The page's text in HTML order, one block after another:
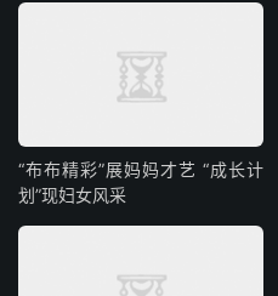
“布布精彩”展妈妈才艺 “成长计
划”现妇女风采